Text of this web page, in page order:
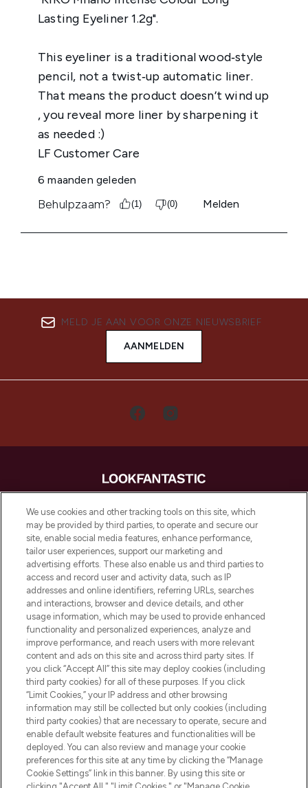
MELD JE AAN VOOR ONZE NIEUWSBRIEF
AANMELDEN
LOOKFANTASTIC is de ultieme online
beautybestemming van Europa, met de
beste huidverzorging, haarproducten en
make-up van meer dan 200 topmerken.
Shop online of via de app, met gratis
verzending vanaf €40.
Cookie-toestemming
Do Not Sell or Share My Personal
Information
HELP & INFORMATIE
BEDRIJFSINFORMATIE
OVER LOOKFANTASTIC
We use cookies and other tracking tools on this site, which
may be provided by third parties, to operate and secure our
site, enable social media features, enhance performance,
tailor user experiences, support our marketing and
advertising efforts. These also enable us and third parties to
access and record user and activity data, such as IP
addresses and online identifiers, referring URLs, searches
and interactions, browser and device details, and other
usage information, which may be used to provide enhanced
functionality and personalized experiences, analyze and
improve performance, and reach users with more relevant
content and ads on this site and across third party sites. If
you click “Accept All” this site may deploy cookies (including
third party cookies) for all of these purposes. If you click
“Limit Cookies,” your IP address and other browsing
information may still be collected but only cookies (including
third party cookies) that are necessary to operate, secure and
enable default website features and functionalities will be
deployed. You can also review and manage your cookie
preferences for this site at any time by clicking the “Manage
Cookie Settings” link in this banner. By using this site or